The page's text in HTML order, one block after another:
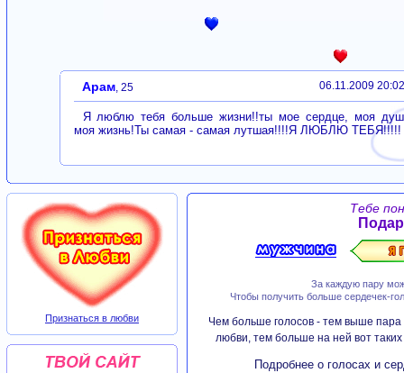
Арам, 25 06.11.2009 20:02
Я люблю тебя больше жизни!!ты мое сердце, моя
моя жизнь!Ты самая - самая лутшая!!!!Я ЛЮБЛЮ ТЕБЯ!!!!!
Признаться в любви
Тебе
За каждую пару
Чтобы получить больше сердечек-
Чем больше голосов - тем выше пара
любви, тем больше на ней вот таких
Подробнее о голосах и